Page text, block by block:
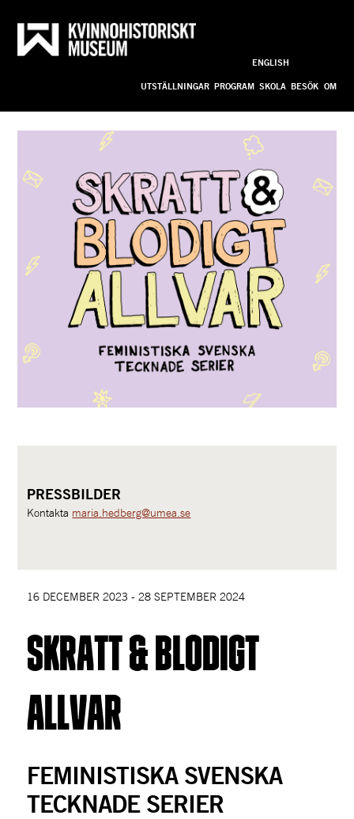
Till innehållet
ENGLISH
UTSTÄLLNINGAR PROGRAM SKOLA BESÖK OM
Skratt
blodigt
allvar
PRESSBILDER
Kontakta maria.hedberg@umea.se
16 DECEMBER 2023 - 28 SEPTEMBER 2024
SKRATT & BLODIGT
ALLVAR
FEMINISTISKA SVENSKA
TECKNADE SERIER